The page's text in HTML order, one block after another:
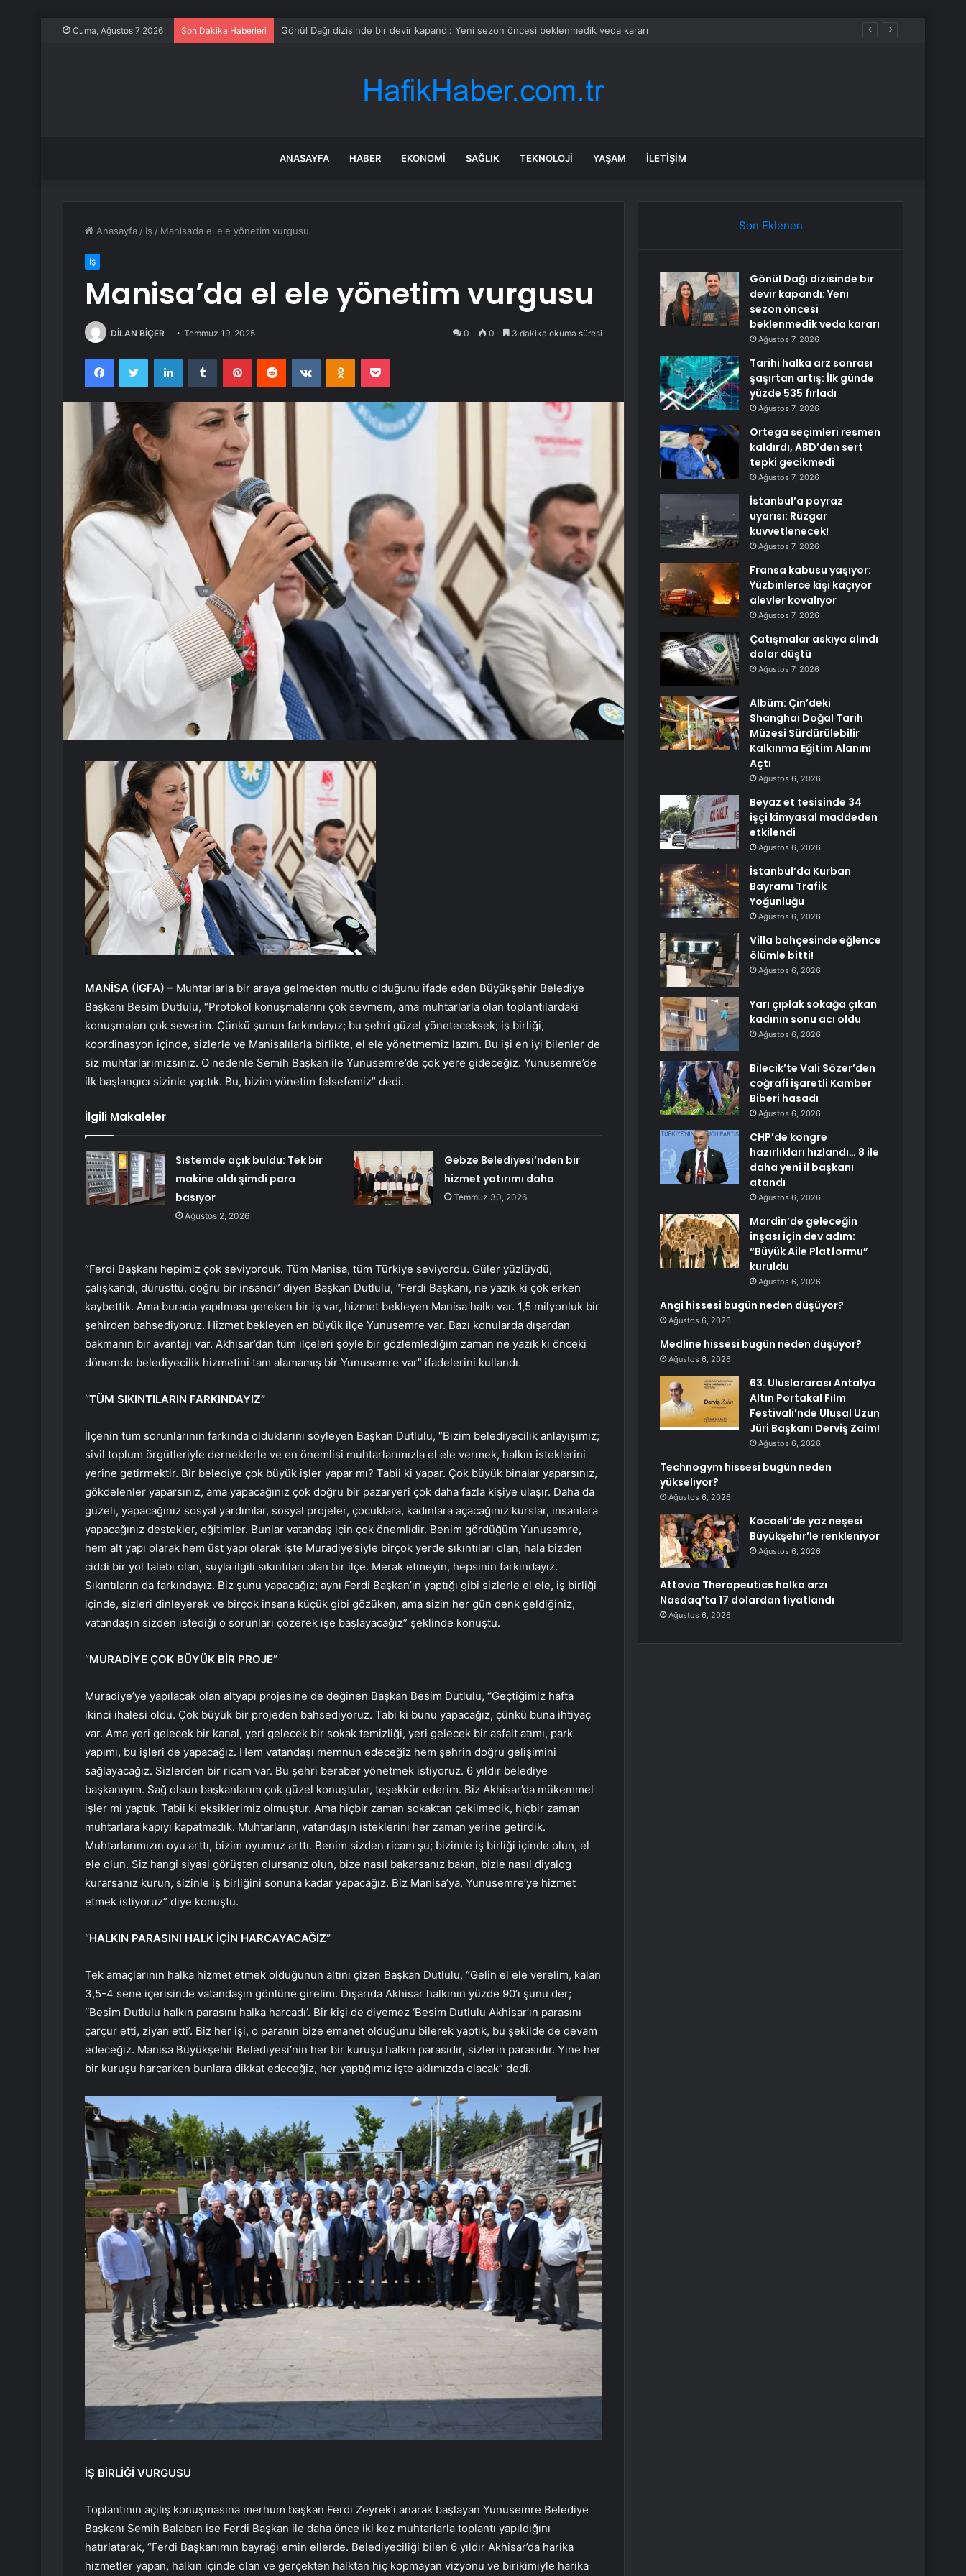
Cuma, Ağustos 7 2026 Son Dakika Haberleri Tarihi halka arz sonrası şaşırtan artış: İlk günde yüzde 535 fırladı
ANASAYFA HABER EKONOMI SAĞLIK TEKNOLOJI YAŞAM İLETIŞIM
Anasayfa / İş / Manisa’da el ele yönetim vurgusu
İş
Manisa’da el ele yönetim vurgusu
DİLAN BİÇER Temmuz 19, 2025 0 0 3 dakika okuma süresi
FacebookTwitter LinkedInTumblr PinterestReddit VKontakteOdnoklassniki
Pocket
MANİSA (İGFA) – Muhtarlarla bir araya gelmekten mutlu olduğunu ifade eden Büyükşehir Belediye
Başkanı Besim Dutlulu, “Protokol konuşmalarını çok sevmem, ama muhtarlarla olan toplantılardaki
konuşmaları çok severim. Çünkü şunun farkındayız; bu şehri güzel yöneteceksek; iş birliği,
koordinasyon içinde, sizlerle ve Manisalılarla birlikte, el ele yönetmemiz lazım. Bu işi en iyi bilenler de
siz muhtarlarımızsınız. O nedenle Semih Başkan ile Yunusemre’de çok yere gideceğiz. Yunusemre’de
ilk başlangıcı sizinle yaptık. Bu, bizim yönetim felsefemiz” dedi.
İlgili Makaleler
Sistemde açık buldu: Tek bir
makine aldı şimdi para
basıyor
Ağustos 2, 2026
Gebze Belediyesi’nden bir
hizmet yatırımı daha
Temmuz 30, 2026
“Ferdi Başkanı hepimiz çok seviyorduk. Tüm Manisa, tüm Türkiye seviyordu. Güler yüzlüydü,
çalışkandı, dürüsttü, doğru bir insandı” diyen Başkan Dutlulu, “Ferdi Başkanı, ne yazık ki çok erken
kaybettik. Ama burada yapılması gereken bir iş var, hizmet bekleyen Manisa halkı var. 1,5 milyonluk bir
şehirden bahsediyoruz. Hizmet bekleyen en büyük ilçe Yunusemre var. Bazı konularda dışardan
bakmanın bir avantajı var. Akhisar’dan tüm ilçeleri şöyle bir gözlemlediğim zaman ne yazık ki önceki
dönemde belediyecilik hizmetini tam alamamış bir Yunusemre var” ifadelerini kullandı.
“TÜM SIKINTILARIN FARKINDAYIZ”
İlçenin tüm sorunlarının farkında olduklarını söyleyen Başkan Dutlulu, “Bizim belediyecilik anlayışımız;
sivil toplum örgütleriyle derneklerle ve en önemlisi muhtarlarımızla el ele vermek, halkın isteklerini
yerine getirmektir. Bir belediye çok büyük işler yapar mı? Tabii ki yapar. Çok büyük binalar yaparsınız,
gökdelenler yaparsınız, ama yapacağınız çok doğru bir pazaryeri çok daha fazla kişiye ulaşır. Daha da
güzeli, yapacağınız sosyal yardımlar, sosyal projeler, çocuklara, kadınlara açacağınız kurslar, insanlara
yapacağınız destekler, eğitimler. Bunlar vatandaş için çok önemlidir. Benim gördüğüm Yunusemre,
hem alt yapı olarak hem üst yapı olarak işte Muradiye’siyle birçok yerde sıkıntıları olan, hala bizden
ciddi bir yol talebi olan, suyla ilgili sıkıntıları olan bir ilçe. Merak etmeyin, hepsinin farkındayız.
Sıkıntıların da farkındayız. Biz şunu yapacağız; aynı Ferdi Başkan’ın yaptığı gibi sizlerle el ele, iş birliği
içinde, sizleri dinleyerek ve birçok insana küçük gibi gözüken, ama sizin her gün denk geldiğiniz,
vatandaşın sizden istediği o sorunları çözerek işe başlayacağız” şeklinde konuştu.
“MURADİYE ÇOK BÜYÜK BİR PROJE”
Muradiye’ye yapılacak olan altyapı projesine de değinen Başkan Besim Dutlulu, “Geçtiğimiz hafta
ikinci ihalesi oldu. Çok büyük bir projeden bahsediyoruz. Tabi ki bunu yapacağız, çünkü buna ihtiyaç
var. Ama yeri gelecek bir kanal, yeri gelecek bir sokak temizliği, yeri gelecek bir asfalt atımı, park
yapımı, bu işleri de yapacağız. Hem vatandaşı memnun edeceğiz hem şehrin doğru gelişimini
sağlayacağız. Sizlerden bir ricam var. Bu şehri beraber yönetmek istiyoruz. 6 yıldır belediye
başkanıyım. Sağ olsun başkanlarım çok güzel konuştular, teşekkür ederim. Biz Akhisar’da mükemmel
işler mi yaptık. Tabii ki eksiklerimiz olmuştur. Ama hiçbir zaman sokaktan çekilmedik, hiçbir zaman
muhtarlara kapıyı kapatmadık. Muhtarların, vatandaşın isteklerini her zaman yerine getirdik.
Muhtarlarımızın oyu arttı, bizim oyumuz arttı. Benim sizden ricam şu; bizimle iş birliği içinde olun, el
ele olun. Siz hangi siyasi görüşten olursanız olun, bize nasıl bakarsanız bakın, bizle nasıl diyalog
kurarsanız kurun, sizinle iş birliğini sonuna kadar yapacağız. Biz Manisa’ya, Yunusemre’ye hizmet
etmek istiyoruz” diye konuştu.
“HALKIN PARASINI HALK İÇİN HARCAYACAĞIZ”
Tek amaçlarının halka hizmet etmek olduğunun altını çizen Başkan Dutlulu, “Gelin el ele verelim, kalan
3,5-4 sene içerisinde vatandaşın gönlüne girelim. Dışarıda Akhisar halkının yüzde 90’ı şunu der;
‘‘Besim Dutlulu halkın parasını halka harcadı’. Bir kişi de diyemez ‘Besim Dutlulu Akhisar’ın parasını
çarçur etti, ziyan etti’. Biz her işi, o paranın bize emanet olduğunu bilerek yaptık, bu şekilde de devam
edeceğiz. Manisa Büyükşehir Belediyesi’nin her bir kuruşu halkın parasıdır, sizlerin parasıdır. Yine her
bir kuruşu harcarken bunlara dikkat edeceğiz, her yaptığımız işte aklımızda olacak” dedi.
İŞ BİRLİĞİ VURGUSU
Toplantının açılış konuşmasına merhum başkan Ferdi Zeyrek’i anarak başlayan Yunusemre Belediye
Başkanı Semih Balaban ise Ferdi Başkan ile daha önce iki kez muhtarlarla toplantı yapıldığını
hatırlatarak, “Ferdi Başkanımın bayrağı emin ellerde. Belediyeciliği bilen 6 yıldır Akhisar’da harika
hizmetler yapan, halkın içinde olan ve gerçekten halktan hiç kopmayan vizyonu ve birikimiyle harika
Son Eklenen
Gönül Dağı dizisinde bir
devir kapandı: Yeni
sezon öncesi
beklenmedik veda kararı
Ağustos 7, 2026
Tarihi halka arz sonrası
şaşırtan artış: İlk günde
yüzde 535 fırladı
Ağustos 7, 2026
Ortega seçimleri resmen
kaldırdı, ABD’den sert
tepki gecikmedi
Ağustos 7, 2026
İstanbul’a poyraz
uyarısı: Rüzgar
kuvvetlenecek!
Ağustos 7, 2026
Fransa kabusu yaşıyor:
Yüzbinlerce kişi kaçıyor
alevler kovalıyor
Ağustos 7, 2026
Çatışmalar askıya alındı
dolar düştü
Ağustos 7, 2026
Albüm: Çin’deki
Shanghai Doğal Tarih
Müzesi Sürdürülebilir
Kalkınma Eğitim Alanını
Açtı
Ağustos 6, 2026
Beyaz et tesisinde 34
işçi kimyasal maddeden
etkilendi
Ağustos 6, 2026
İstanbul’da Kurban
Bayramı Trafik
Yoğunluğu
Ağustos 6, 2026
Villa bahçesinde eğlence
ölümle bitti!
Ağustos 6, 2026
Yarı çıplak sokağa çıkan
kadının sonu acı oldu
Ağustos 6, 2026
Bilecik’te Vali Sözer’den
coğrafi işaretli Kamber
Biberi hasadı
Ağustos 6, 2026
CHP’de kongre
hazırlıkları hızlandı… 8 ile
daha yeni il başkanı
atandı
Ağustos 6, 2026
Mardin’de geleceğin
inşası için dev adım:
“Büyük Aile Platformu”
kuruldu
Ağustos 6, 2026
Angi hissesi bugün neden düşüyor?
Ağustos 6, 2026
Medline hissesi bugün neden düşüyor?
Ağustos 6, 2026
63. Uluslararası Antalya
Altın Portakal Film
Festivali’nde Ulusal Uzun
Jüri Başkanı Derviş Zaim!
Ağustos 6, 2026
Technogym hissesi bugün neden
yükseliyor?
Ağustos 6, 2026
Kocaeli’de yaz neşesi
Büyükşehir’le renkleniyor
Ağustos 6, 2026
Attovia Therapeutics halka arzı
Nasdaq’ta 17 dolardan fiyatlandı
Ağustos 6, 2026